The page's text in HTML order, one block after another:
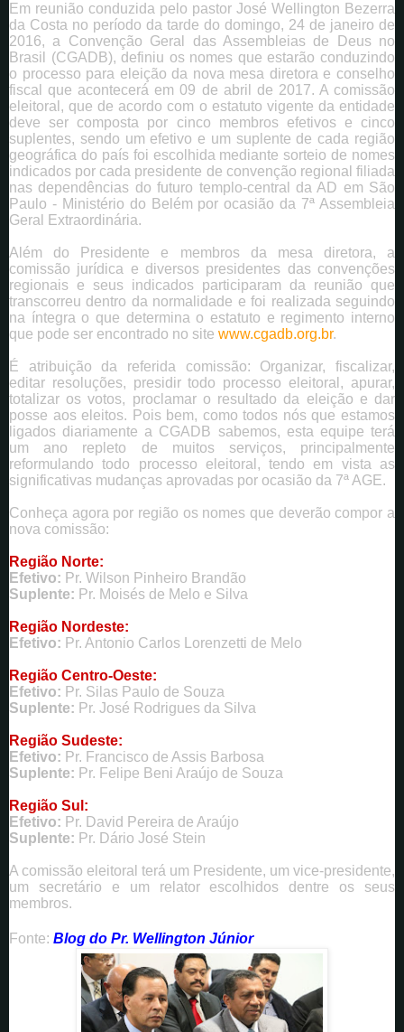
Em reunião conduzida pelo pastor José Wellington Bezerra
da Costa no período da tarde do domingo, 24 de janeiro de
2016, a Convenção Geral das Assembleias de Deus no
Brasil (CGADB), definiu os nomes que estarão conduzindo
o processo para eleição da nova mesa diretora e conselho
fiscal que acontecerá em 09 de abril de 2017. A comissão
eleitoral, que de acordo com o estatuto vigente da entidade
deve ser composta por cinco membros efetivos e cinco
suplentes, sendo um efetivo e um suplente de cada região
geográfica do país foi escolhida mediante sorteio de nomes
indicados por cada presidente de convenção regional filiada
nas dependências do futuro templo-central da AD em São
Paulo - Ministério do Belém por ocasião da 7ª Assembleia
Geral Extraordinária.
Além do Presidente e membros da mesa diretora, a
comissão jurídica e diversos presidentes das convenções
regionais e seus indicados participaram da reunião que
transcorreu dentro da normalidade e foi realizada seguindo
na íntegra o que determina o estatuto e regimento interno
que pode ser encontrado no site www.cgadb.org.br.
É atribuição da referida comissão: Organizar, fiscalizar,
editar resoluções, presidir todo processo eleitoral, apurar,
totalizar os votos, proclamar o resultado da eleição e dar
posse aos eleitos. Pois bem, como todos nós que estamos
ligados diariamente a CGADB sabemos, esta equipe terá
um ano repleto de muitos serviços, principalmente
reformulando todo processo eleitoral, tendo em vista as
significativas mudanças aprovadas por ocasião da 7ª AGE.
Conheça agora por região os nomes que deverão compor a
nova comissão:
Região Norte:
Efetivo: Pr. Wilson Pinheiro Brandão
Suplente: Pr. Moisés de Melo e Silva
Região Nordeste:
Efetivo: Pr. Antonio Carlos Lorenzetti de Melo
Região Centro-Oeste:
Efetivo: Pr. Silas Paulo de Souza
Suplente: Pr. José Rodrigues da Silva
Região Sudeste:
Efetivo: Pr. Francisco de Assis Barbosa
Suplente: Pr. Felipe Beni Araújo de Souza
Região Sul:
Efetivo: Pr. David Pereira de Araújo
Suplente: Pr. Dário José Stein
A comissão eleitoral terá um Presidente, um vice-presidente,
um secretário e um relator escolhidos dentre os seus
membros.
Fonte: Blog do Pr. Wellington Júnior